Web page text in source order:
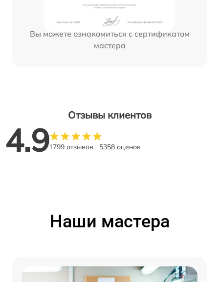
Вы можете ознакомиться с сертификатом
мастера
Отзывы клиентов
4.91799 отзывов 5358 оценок
Наши мастера